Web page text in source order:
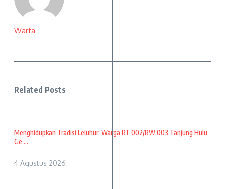
Warta
Related Posts
Menghidupkan Tradisi Leluhur: Warga RT 002/RW 003 Tanjung Hulu
Ge ...
4 Agustus 2026